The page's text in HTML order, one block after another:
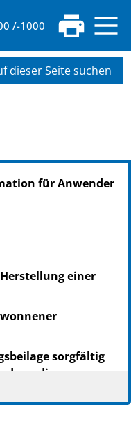
/-1000
dieser Seite suchen
für Anwender
einer
sorgfältig
dieses
enthält wichtige